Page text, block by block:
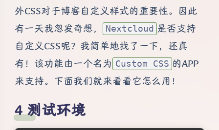
外CSS对于博客自定义样式的重要性。因此
有一天我忽发奇想，
Nextcloud 是否支持
自定义CSS呢？我简单地找了一下，还真
有！该功能由一个名为 Custom CSS 的APP
来支持。下面我们就来看看它怎么用！
测试环境